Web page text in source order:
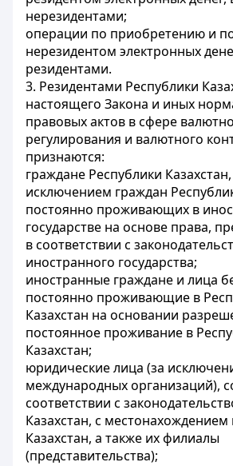
нерезидентами;
операции по приобретению и
нерезидентом электронных
резидентами.
3. Резидентами Республики
настоящего Закона и иных
правовых актов в сфере
регулирования и валютного
признаются:
граждане Республики Казахстан,
исключением граждан
постоянно проживающих в
государстве на основе права,
в соответствии с
иностранного государства;
иностранные граждане и лица
постоянно проживающие в
Казахстан на основании
постоянное проживание в
Казахстан;
юридические лица (за
международных организаций),
соответствии с
Казахстан, с местонахождением
Казахстан, а также их филиалы
(представительства);